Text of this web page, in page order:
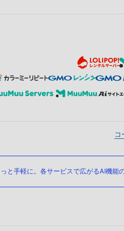
コ
と手軽に。各サービスで広がるAI機能